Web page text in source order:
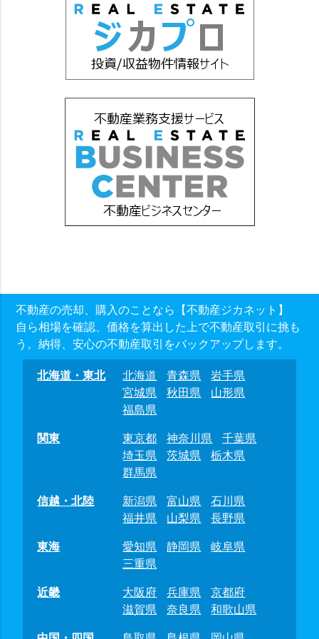
不動産の売却、購入のことなら【不動産ジカネット】
自ら相場を確認、価格を算出した上で不動産取引に挑も
う。納得、安心の不動産取引をバックアップします。
北海道・東北 北海道 青森県
岩手県
宮城県
秋田県
山形県
福島県
関東
東京都 神奈川県
千葉県
埼玉県
茨城県
栃木県
群馬県
信越・北陸
新潟県 富山県
石川県
福井県
山梨県
長野県
東海
愛知県 静岡県
岐阜県
三重県
近畿
大阪府 兵庫県
京都府
滋賀県
奈良県
和歌山県